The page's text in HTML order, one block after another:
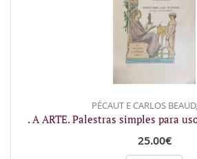
PÉCAUT E CARLOS
. A ARTE. Palestras simples para
25.00€